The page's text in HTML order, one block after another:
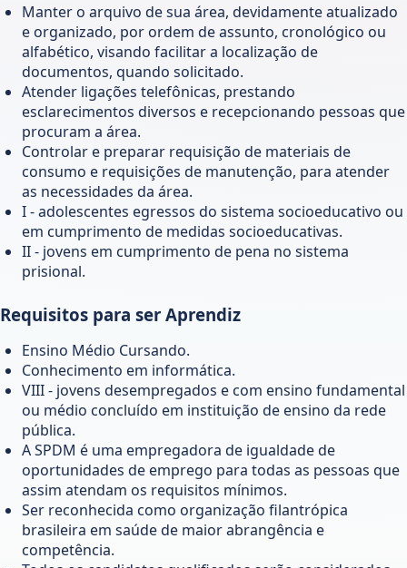
Manter o arquivo de sua área, devidamente atualizado
e organizado, por ordem de assunto, cronológico ou
alfabético, visando facilitar a localização de
documentos, quando solicitado.
Atender ligações telefônicas, prestando
esclarecimentos diversos e recepcionando pessoas que
procuram a área.
Controlar e preparar requisição de materiais de
consumo e requisições de manutenção, para atender
as necessidades da área.
I - adolescentes egressos do sistema socioeducativo ou
em cumprimento de medidas socioeducativas.
II - jovens em cumprimento de pena no sistema
prisional.
Requisitos para ser Aprendiz
Ensino Médio Cursando.
Conhecimento em informática.
VIII - jovens desempregados e com ensino fundamental
ou médio concluído em instituição de ensino da rede
pública.
A SPDM é uma empregadora de igualdade de
oportunidades de emprego para todas as pessoas que
assim atendam os requisitos mínimos.
Ser reconhecida como organização filantrópica
brasileira em saúde de maior abrangência e
competência.